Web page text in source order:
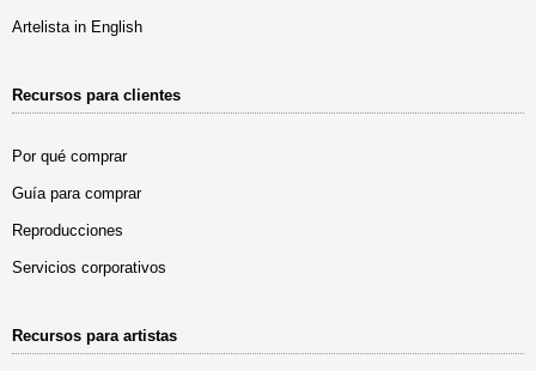
Artelista in English
Recursos para clientes
Por qué comprar
Guía para comprar
Reproducciones
Servicios corporativos
Recursos para artistas